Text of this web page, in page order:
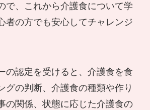
で、これから介護食について学
者の方でも安心してチャレンジ
の認定を受けると、介護食を食
グの判断、介護食の種類や作り
の関係、状態に応じた介護食の